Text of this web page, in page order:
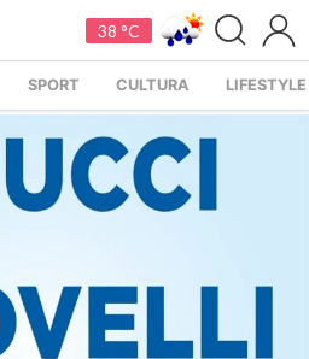
38 °C
SPORT CULTURA LIFESTYLE